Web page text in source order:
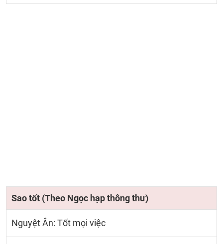
Sao tốt (Theo Ngọc hạp thông thư)
Nguyệt Ân: Tốt mọi việc